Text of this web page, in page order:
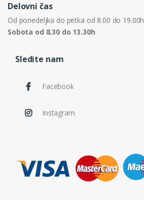
Delovni čas
Od ponedeljka do petka od 8.00 do 19.00h
Sobota od 8.30 do 13.30h
Sledite nam
Facebook
Instagram